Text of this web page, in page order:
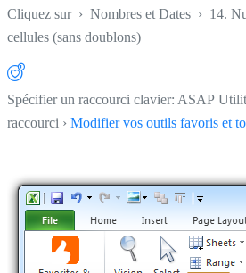
Cliquez sur › Nombres et Dates › 14.
cellules (sans doublons)
Spécifier un raccourci clavier: ASAP
raccourci › Modifier vos outils favoris et